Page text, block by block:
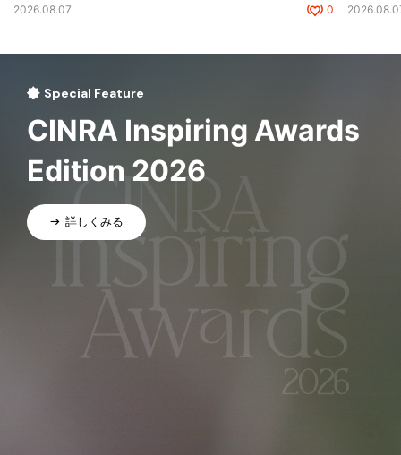
2026.08.07 0
Special Feature
CINRA Inspiring Awards
Edition 2026
詳しくみる